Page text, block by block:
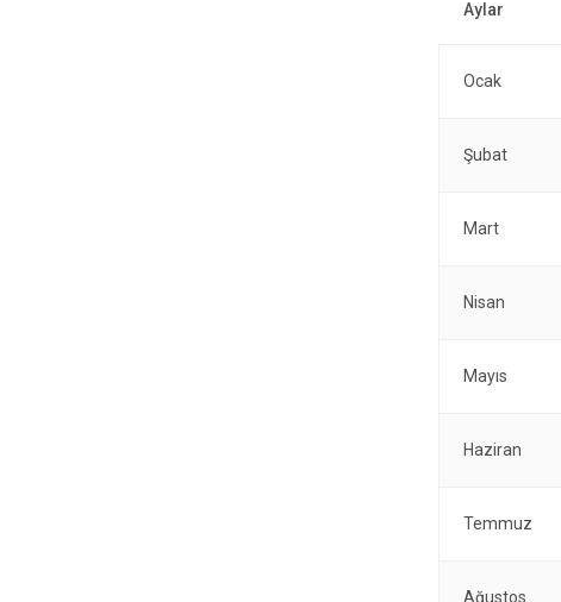
Ocak
Şubat
Mart
Nisan
Mayıs
Haziran
Temmuz
Ağustos